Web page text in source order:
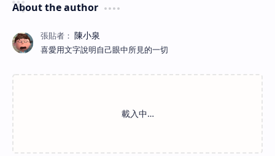
About the author
喜愛用文字說明自己眼中所見的一切